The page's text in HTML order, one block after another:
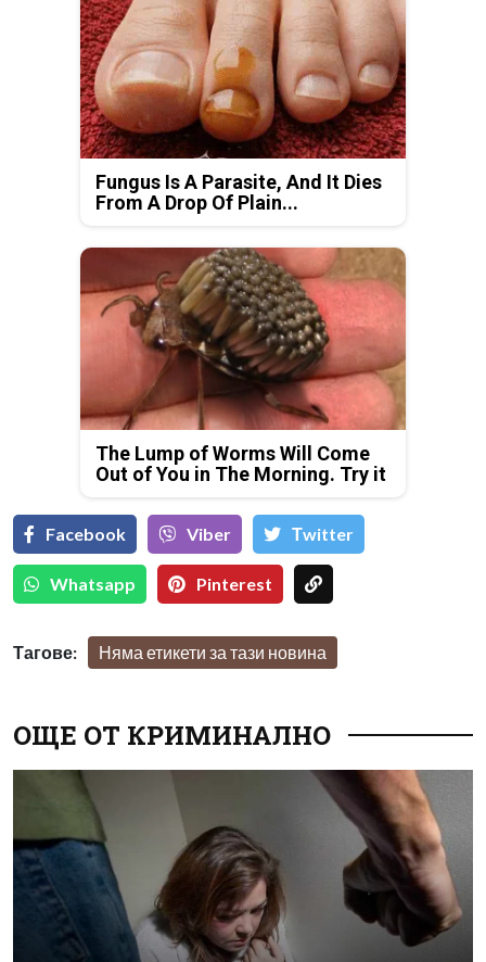
Fungus Is A Parasite, And It Dies
From A Drop Of Plain...
The Lump of Worms Will Come
Out of You in The Morning. Try it
Facebook Viber Тwitter
Whatsapp Pinterest
Тагове: Няма етикети за тази новина
ОЩЕ ОТ КРИМИНАЛНО